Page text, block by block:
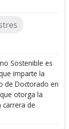
Sostenible es
imparte la
de Doctorado en
otorga la
carrera de